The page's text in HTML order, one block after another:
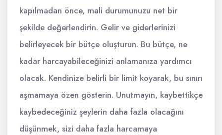
kapılmadan önce, mali durumunuzu net bir
şekilde değerlendirin. Gelir ve giderlerinizi
belirleyecek bir bütçe oluşturun. Bu bütçe, ne
kadar harcayabileceğinizi anlamanıza yardımcı
olacak. Kendinize belirli bir limit koyarak, bu sınırı
aşmamaya özen gösterin. Unutmayın, kaybettikçe
kaybedeceğiniz şeylerin daha fazla olacağını
düşünmek, sizi daha fazla harcamaya